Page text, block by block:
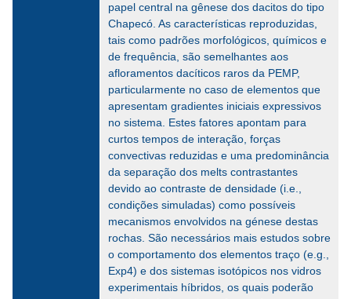
papel central na gênese dos dacitos do tipo
Chapecó. As características reproduzidas,
tais como padrões morfológicos, químicos e
de frequência, são semelhantes aos
afloramentos dacíticos raros da PEMP,
particularmente no caso de elementos que
apresentam gradientes iniciais expressivos
no sistema. Estes fatores apontam para
curtos tempos de interação, forças
convectivas reduzidas e uma predominância
da separação dos melts contrastantes
devido ao contraste de densidade (i.e.,
condições simuladas) como possíveis
mecanismos envolvidos na génese destas
rochas. São necessários mais estudos sobre
o comportamento dos elementos traço (e.g.,
Exp4) e dos sistemas isotópicos nos vidros
experimentais híbridos, os quais poderão